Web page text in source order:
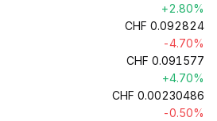
+2.80%
CHF 0.092824
-4.70%
CHF 0.091577
+4.70%
CHF 0.00230486
-0.50%